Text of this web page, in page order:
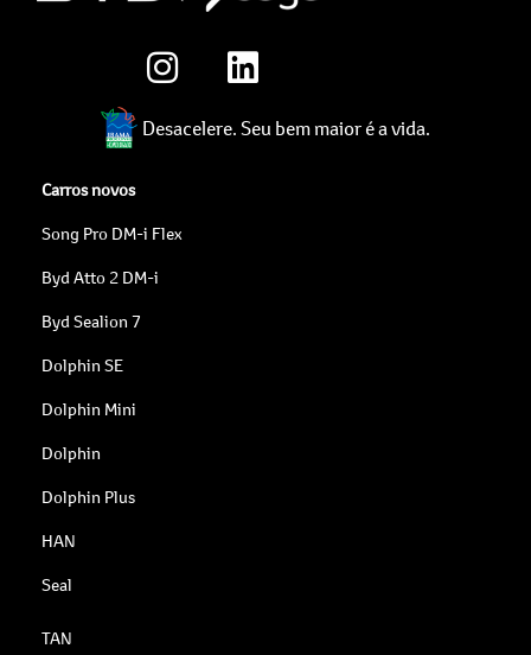
Desacelere. Seu bem maior é a vida.
Carros novos
Song Pro DM-i Flex
Byd Atto 2 DM-i
Byd Sealion 7
Dolphin SE
Dolphin Mini
Dolphin
Dolphin Plus
HAN
Seal
TAN